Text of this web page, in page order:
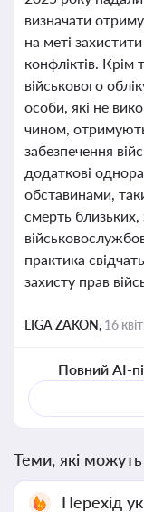
визначати
на меті
конфліктів. Крім
військового
особи, які не
чином,
забезпечення
додаткові
обставинами,
смерть близьких,
практика
захисту прав
LIGA ZAKON, 16
Повний AI-
Теми, які можуть
Перехід